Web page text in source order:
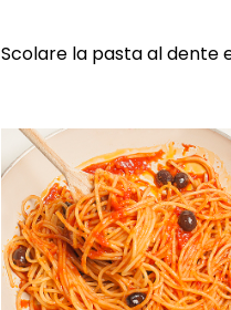
Scolare la pasta al dente